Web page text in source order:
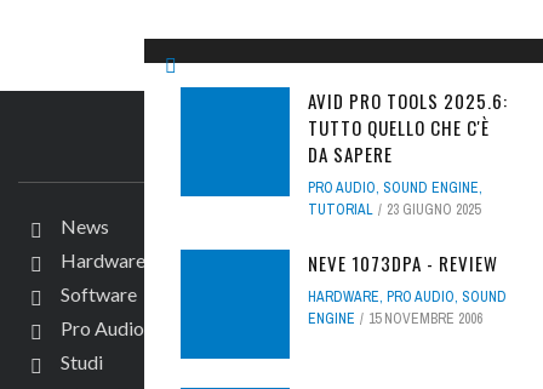
AVID PRO TOOLS 2025.6:
TUTTO QUELLO CHE C'È
DA SAPERE
PRO AUDIO, SOUND ENGINE,
TUTORIAL
23 GIUGNO 2025
NEVE 1073DPA - REVIEW
HARDWARE, PRO AUDIO, SOUND
ENGINE
15 NOVEMBRE 2006
IL SITO
News
Hardware
Software
Pro Audio
Studi